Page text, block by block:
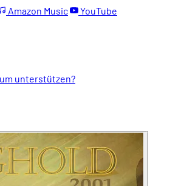
Amazon Music YouTube
unterstützen?